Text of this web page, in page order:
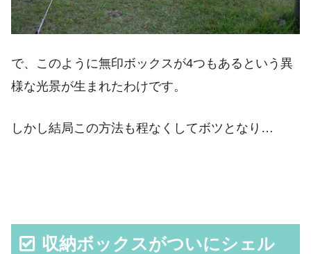
で、このように無印ボックスが4つもあるという異
様な光景が生まれたわけです。
しかし結局この方法も程なくしてボツとなり…
収納ボックスがついにシェル